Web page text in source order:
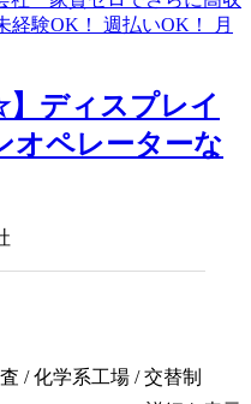
】ディスプレイ
オペレーターな
/ 化学系工場 / 交替制